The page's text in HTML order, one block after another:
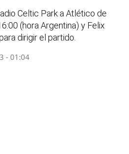
Celtic Park a Atlético de
(hora Argentina) y Felix
dirigir el partido.
- 01:04